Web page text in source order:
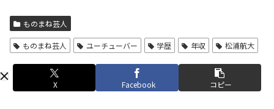
ものまね芸人
ものまね芸人 ユーチューバー 学歴 年収 松浦航大
X Facebook コピー